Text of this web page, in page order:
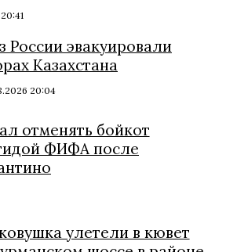
России эвакуировали
Казахстана
20:04
отменять бойкот
ФИФА после
улетели в кювет